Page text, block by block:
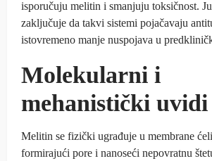
isporučuju melitin i smanjuju toksičnost.
zaključuje da takvi sistemi pojačavaju
istovremeno manje nuspojava u
Molekularni i
mehanistički uvidi
Melitin se fizički ugrađuje u membrane
formirajući pore i nanoseći nepovratnu